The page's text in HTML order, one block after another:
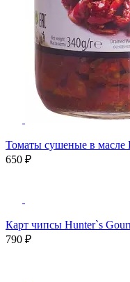
Томаты сушеные в масле
650 ₽
Карт чипсы Hunter`s
790 ₽